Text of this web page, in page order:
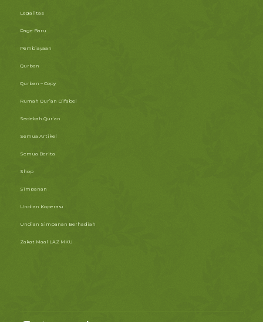
Legalitas
Page Baru
Pembiayaan
Qurban
Qurban – Copy
Rumah Qur’an Difabel
Sedekah Qur’an
Semua Artikel
Semua Berita
Shop
Simpanan
Undian Koperasi
Undian Simpanan Berhadiah
Zakat Maal LAZ MKU